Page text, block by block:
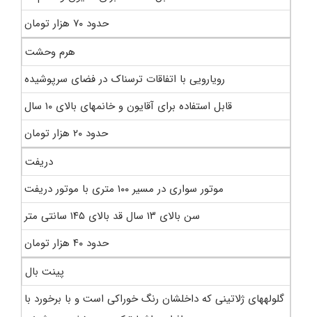
حدود ۷۰ هزار تومان
هرم وحشت
رویارویی با اتفاقات ترسناک در فضای سرپوشیده
قابل استفاده برای آقایون و خانم‎های بالای ۱۰ سال
حدود ۲۰ هزار تومان
دریفت
موتور سواری در مسیر ۱۰۰ متری با موتور دریفت
سن بالای ۱۳ سال قد بالای ۱۴۵ سانتی متر
حدود ۴۰ هزار تومان
پینت بال
گلوله‎های ژلاتینی که داخلشان رنگ خوراکی است و با برخورد با